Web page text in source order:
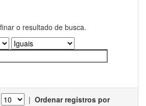
o resultado de busca.
| Ordenar registros por